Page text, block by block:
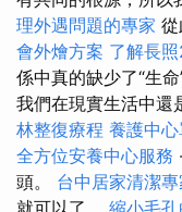
理外遇問題的專家
會外燴方案 了解長
係中真的缺少了“生
我們在現實生活中還
林整復療程 養護中
全方位安養中心服務
頭。 台中居家清潔專
就可以了。 縮小毛